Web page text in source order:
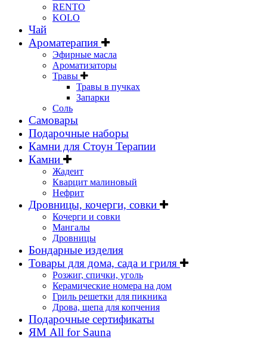
RENTO
KOLO
Чай
Ароматерапия
Эфирные масла
Ароматизаторы
Травы
Травы в пучках
Запарки
Соль
Самовары
Подарочные наборы
Камни для Стоун Терапии
Камни
Жадеит
Кварцит малиновый
Нефрит
Дровницы, кочерги, совки
Кочерги и совки
Мангалы
Дровницы
Бондарные изделия
Товары для дома, сада и гриля
Розжиг, спички, уголь
Керамические номера на дом
Гриль решетки для пикника
Дрова, щепа для копчения
Подарочные сертификаты
ЯМ All for Sauna